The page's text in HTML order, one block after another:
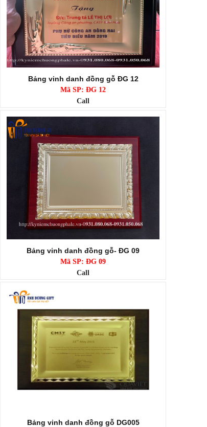
Bảng vinh danh đồng gỗ ĐG 12
Mã SP: ĐG 12
Call
Bảng vinh danh đồng gỗ- ĐG 09
Mã SP: ĐG 09
Call
Bảng vinh danh đồng gỗ DG005